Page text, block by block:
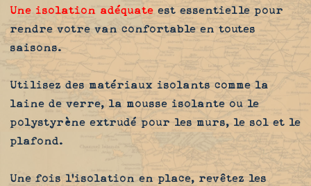
Une isolation adéquate est essentielle pour
rendre votre van confortable en toutes
saisons.
Utilisez des matériaux isolants comme la
laine de verre, la mousse isolante ou le
polystyrène extrudé pour les murs, le sol et le
plafond.
Une fois l'isolation en place, revêtez les